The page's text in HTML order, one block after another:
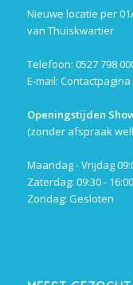
Nieuwe locatie per
van Thuiskwartier
Telefoon: 0527 798
E-mail: Contactpagina
Openingstijden
(zonder afspraak
Maandag - Vrijdag
Zaterdag: 09:30 -
Zondag: Gesloten